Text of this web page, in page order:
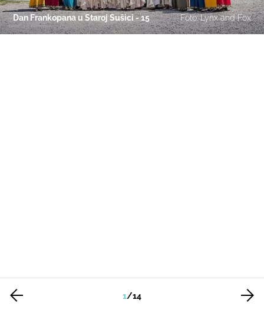
Dan Frankopana u Staroj Sušici - 15 Foto: Lynx and Fox
1/14